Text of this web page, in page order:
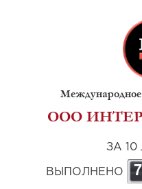
Международное
ООО
ЗА
ВЫПОЛНЕНО 7